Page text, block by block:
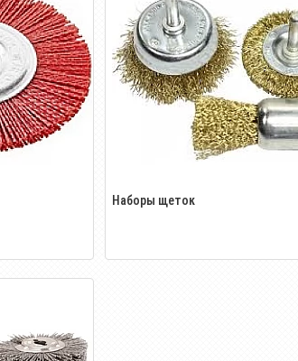
Наборы щеток